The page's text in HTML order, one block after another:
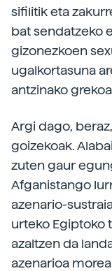
sifilitik eta
bat sendatzeko
gizonezkoen
ugalkortasuna
antzinako
Argi dago,
goizekoak.
zuten gaur
Afganistango
azenario-
urteko Egiptoko
azaltzen da
azenarioa